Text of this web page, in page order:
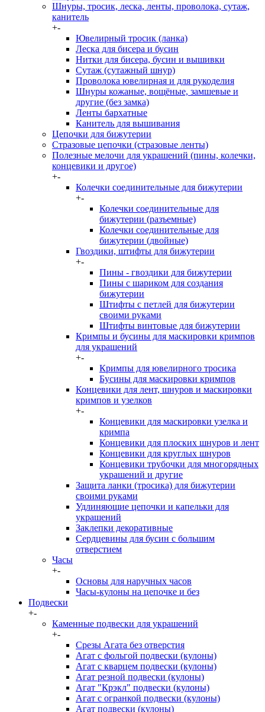
Шнуры, тросик, леска, ленты, проволока, сутаж,
канитель
+-
Ювелирный тросик (ланка)
Леска для бисера и бусин
Нитки для бисера, бусин и вышивки
Сутаж (сутажный шнур)
Проволока ювелирная и для рукоделия
Шнуры кожаные, вощёные, замшевые и
другие (без замка)
Ленты бархатные
Канитель для вышивания
Цепочки для бижутерии
Стразовые цепочки (стразовые ленты)
Полезные мелочи для украшений (пины, колечки,
концевики и другое)
+-
Колечки соединительные для бижутерии
+-
Колечки соединительные для
бижутерии (разъемные)
Колечки соединительные для
бижутерии (двойные)
Гвоздики, штифты для бижутерии
+-
Пины - гвоздики для бижутерии
Пины с шариком для создания
бижутерии
Штифты с петлей для бижутерии
своими руками
Штифты винтовые для бижутерии
Кримпы и бусины для маскировки кримпов
для украшений
+-
Кримпы для ювелирного тросика
Бусины для маскировки кримпов
Концевики для лент, шнуров и маскировки
кримпов и узелков
+-
Концевики для маскировки узелка и
кримпа
Концевики для плоских шнуров и лент
Концевики для круглых шнуров
Концевики трубочки для многорядных
украшений и другие
Защита ланки (тросика) для бижутерии
своими руками
Удлиняющие цепочки и капельки для
украшений
Заклепки декоративные
Сердцевины для бусин с большим
отверстием
Часы
+-
Основы для наручных часов
Часы-кулоны на цепочке и без
Подвески
+-
Каменные подвески для украшений
+-
Срезы Агата без отверстия
Агат с фольгой подвески (кулоны)
Агат с кварцем подвески (кулоны)
Агат резной подвески (кулоны)
Агат "Крэкл" подвески (кулоны)
Агат с огранкой подвески (кулоны)
Агат подвески (кулоны)